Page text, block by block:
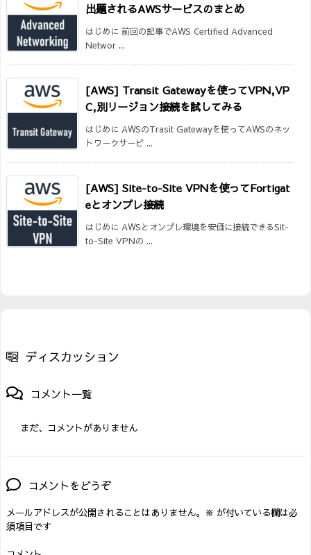
出題されるAWSサービスのまとめ
はじめに 前回の記事でAWS Certified Advanced
Networ ...
[AWS] Transit Gatewayを使ってVPN,VP
C,別リージョン接続を試してみる
はじめに AWSのTrasit Gatewayを使ってAWSのネッ
トワークサービ ...
[AWS] Site-to-Site VPNを使ってFortigat
eとオンプレ接続
はじめに AWSとオンプレ環境を安価に接続できるSit-
to-Site VPNの ...
ディスカッション
コメント一覧
まだ、コメントがありません
コメントをどうぞ
メールアドレスが公開されることはありません。 ※ が付いている欄は必
須項目です